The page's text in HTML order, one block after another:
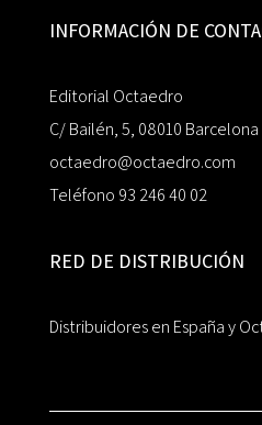
INFORMACIÓN DE
Editorial Octaedro
C/ Bailén, 5, 08010 Barcelona
octaedro@octaedro.com
Teléfono 93 246 40 02
RED DE DISTRIBUCIÓN
Distribuidores en España y